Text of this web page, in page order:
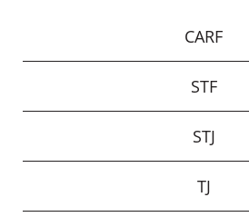
CARF
STF
STJ
TJ